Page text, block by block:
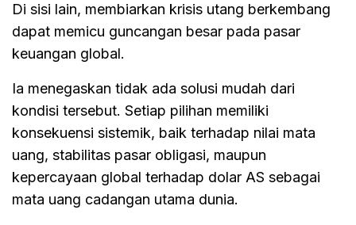
Di sisi lain, membiarkan krisis utang berkembang
dapat memicu guncangan besar pada pasar
keuangan global.
Ia menegaskan tidak ada solusi mudah dari
kondisi tersebut. Setiap pilihan memiliki
konsekuensi sistemik, baik terhadap nilai mata
uang, stabilitas pasar obligasi, maupun
kepercayaan global terhadap dolar AS sebagai
mata uang cadangan utama dunia.